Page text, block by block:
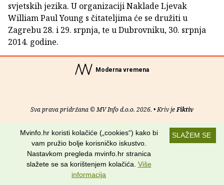
svjetskih jezika. U organizaciji Naklade Ljevak
William Paul Young s čitateljima će se družiti u
Zagrebu 28. i 29. srpnja, te u Dubrovniku, 30. srpnja
2014. godine.
Moderna vremena
Sva prava pridržana © MV Info d.o.o. 2026. • Kriv jeFiktiv
O nama • Pomoć• Uvjeti korištenja• RSS kanali
Potraži nas na:
SLAŽEM SE
Mvinfo.hr koristi kolačiće („cookies“) kako bi
vam pružio bolje korisničko iskustvo.
Nastavkom pregleda mvinfo.hr stranica
slažete se sa korištenjem kolačića. Više
informacija